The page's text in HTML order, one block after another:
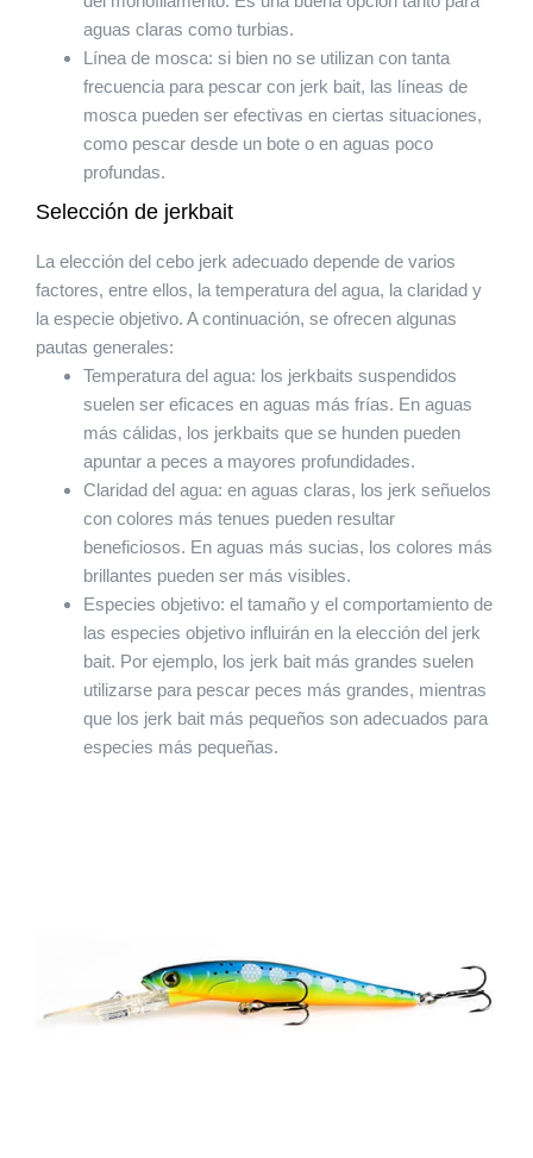
aguas claras como turbias.
Línea de mosca: si bien no se utilizan con tanta
frecuencia para pescar con jerk bait, las líneas de
mosca pueden ser efectivas en ciertas situaciones,
como pescar desde un bote o en aguas poco
profundas.
Selección de jerkbait
La elección del cebo jerk adecuado depende de varios
factores, entre ellos, la temperatura del agua, la claridad y
la especie objetivo. A continuación, se ofrecen algunas
pautas generales:
Temperatura del agua: los jerkbaits suspendidos
suelen ser eficaces en aguas más frías. En aguas
más cálidas, los jerkbaits que se hunden pueden
apuntar a peces a mayores profundidades.
Claridad del agua: en aguas claras, los jerk señuelos
con colores más tenues pueden resultar
beneficiosos. En aguas más sucias, los colores más
brillantes pueden ser más visibles.
Especies objetivo: el tamaño y el comportamiento de
las especies objetivo influirán en la elección del jerk
bait. Por ejemplo, los jerk bait más grandes suelen
utilizarse para pescar peces más grandes, mientras
que los jerk bait más pequeños son adecuados para
especies más pequeñas.